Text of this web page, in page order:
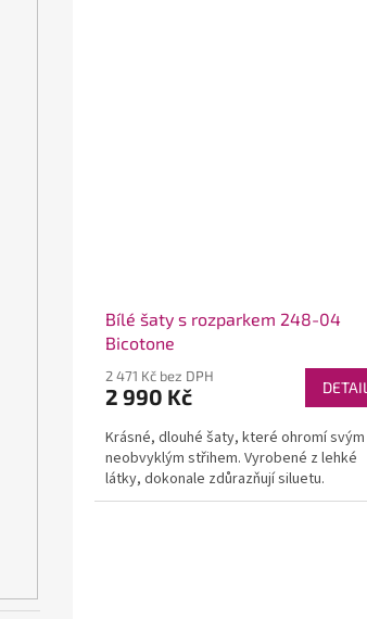
Bílé šaty s rozparkem 248-04
Bicotone
2 471 Kč bez DPH
2 990 Kč DETAIL
Krásné, dlouhé šaty, které ohromí svým
neobvyklým střihem. Vyrobené z lehké
látky, dokonale zdůrazňují siluetu.